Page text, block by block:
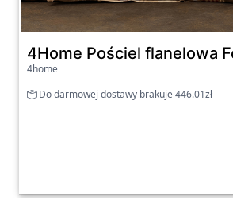
4Home Pościel flanelowa
4home
Do darmowej dostawy brakuje 446.01zł